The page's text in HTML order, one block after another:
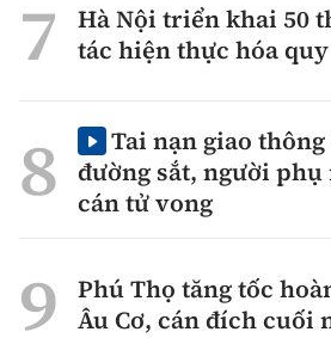
Hà Nội triển khai 50
tác hiện thực hóa
Tai nạn giao thông
đường sắt, người
cán tử vong
Phú Thọ tăng tốc
Âu Cơ, cán đích cuối